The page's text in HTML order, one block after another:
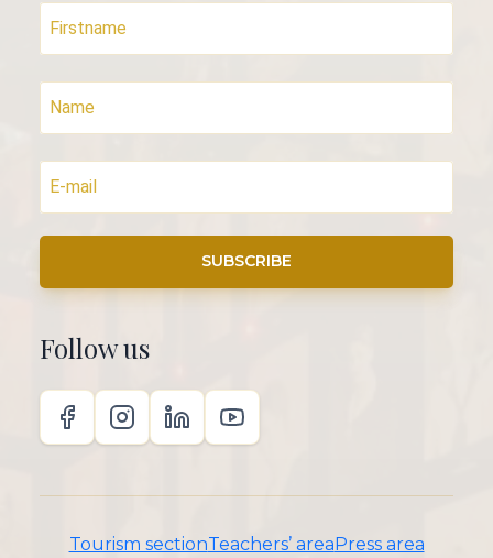
SUBSCRIBE
Follow us
Tourism sectionTeachers’ areaPress area